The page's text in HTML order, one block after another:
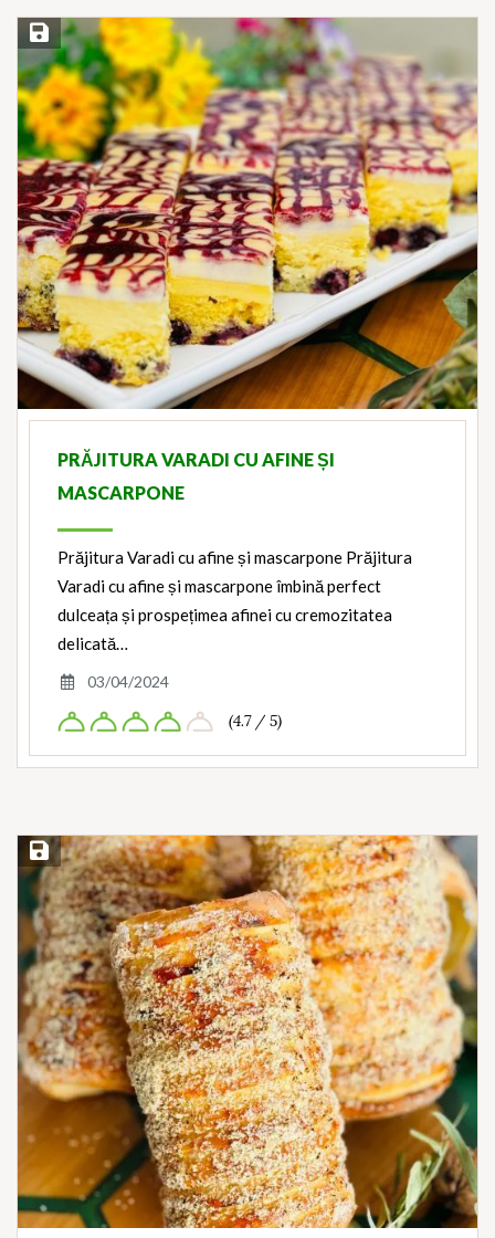
Save Recipe
PRĂJITURA VARADI CU AFINE ȘI
MASCARPONE
Prăjitura Varadi cu afine și mascarpone Prăjitura
Varadi cu afine și mascarpone îmbină perfect
dulceața și prospețimea afinei cu cremozitatea
delicată…
03/04/2024
(4.7 / 5)
Save Recipe